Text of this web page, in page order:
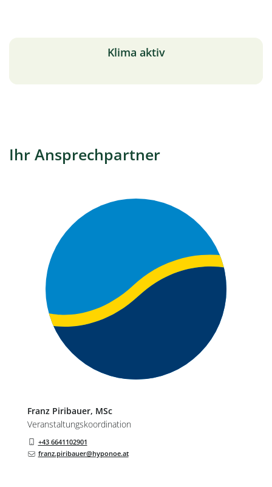
Klima aktiv
Ihr Ansprechpartner
Franz Piribauer, MSc
Veranstaltungskoordination
+43 6641102901
franz.piribauer@hyponoe.at